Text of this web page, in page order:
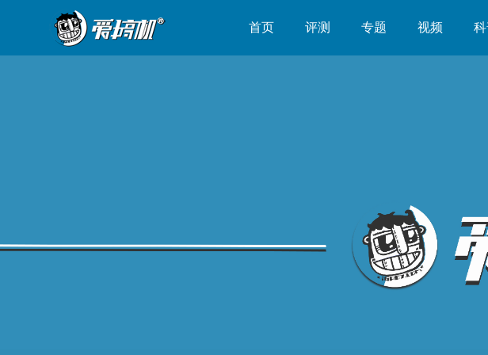
首页 评测 专题 视频